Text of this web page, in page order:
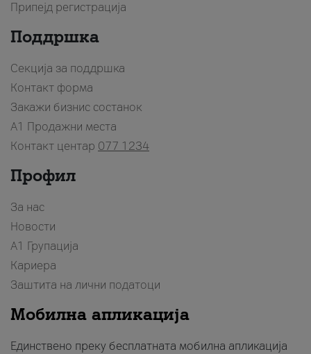
Припејд регистрација
Поддршка
Секција за поддршка
Контакт форма
Закажи бизнис состанок
A1 Продажни места
Контакт центар 077 1234
Профил
За нас
Новости
А1 Групација
Кариера
Заштита на лични податоци
Мобилна апликација
Единствено преку бесплатната мобилна апликација